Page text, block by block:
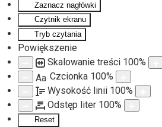
Zaznacz nagłówki
Czytnik ekranu
Tryb czytania
Powiększenie
Skalowanie treści 100%
Aa Czcionka 100%
Wysokość linii 100%
Odstęp liter 100%
Reset